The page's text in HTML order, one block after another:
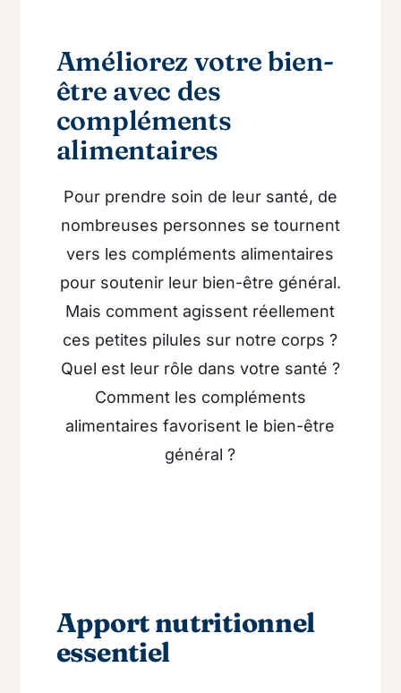
Améliorez votre bien-
être avec des
compléments
alimentaires
Pour prendre soin de leur santé, de
nombreuses personnes se tournent
vers les compléments alimentaires
pour soutenir leur bien-être général.
Mais comment agissent réellement
ces petites pilules sur notre corps ?
Quel est leur rôle dans votre santé ?
Comment les compléments
alimentaires favorisent le bien-être
général ?
Apport nutritionnel
essentiel